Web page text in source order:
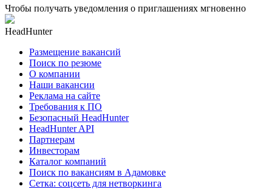
Чтобы получать уведомления о приглашениях мгновенно
HeadHunter
Размещение вакансий
Поиск по резюме
О компании
Наши вакансии
Реклама на сайте
Требования к ПО
Безопасный HeadHunter
HeadHunter API
Партнерам
Инвесторам
Каталог компаний
Поиск по вакансиям в Адамовке
Сетка: соцсеть для нетворкинга